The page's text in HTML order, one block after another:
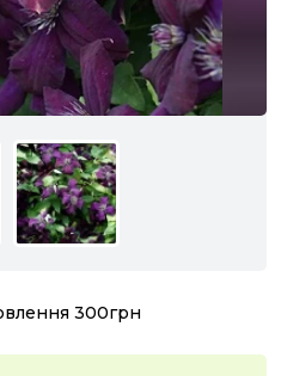
300грн